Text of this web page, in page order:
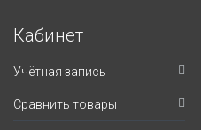
Кабинет
Учётная запись
Сравнить товары